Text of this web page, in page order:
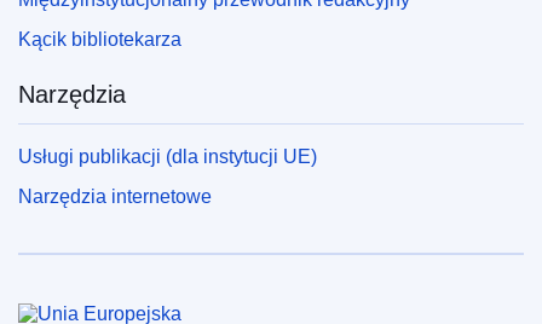
Kącik bibliotekarza
Narzędzia
Usługi publikacji (dla instytucji UE)
Narzędzia internetowe
Unia Europejska